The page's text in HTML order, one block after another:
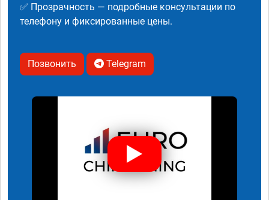
✅ Прозрачность — подробные консультации по
телефону и фиксированные цены.
Позвонить Telegram